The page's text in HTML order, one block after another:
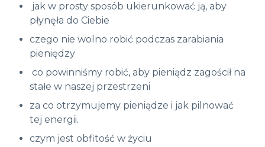
jak w prosty sposób ukierunkować ją, aby
płynęła do Ciebie
czego nie wolno robić podczas zarabiania
pieniędzy
co powinniśmy robić, aby pieniądz zagościł na
stałe w naszej przestrzeni
za co otrzymujemy pieniądze i jak pilnować
tej energii.
czym jest obfitość w życiu